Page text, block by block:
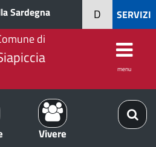
Sardegna SERVIZI
D
di
menu
Vivere